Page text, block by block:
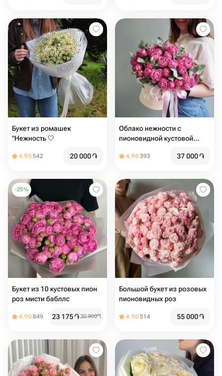
Букет из ромашек
"Нежность 🤍
4.95542 20 000֏
Облако нежности с
пионовидной кустовой
4.96393 37 000֏
-25%
Букет из 10 кустовых пион
роз мисти бабллс
4.90849 23 175֏30 900֏
Большой букет из розовых
пионовидных роз
4.90514 55 000֏